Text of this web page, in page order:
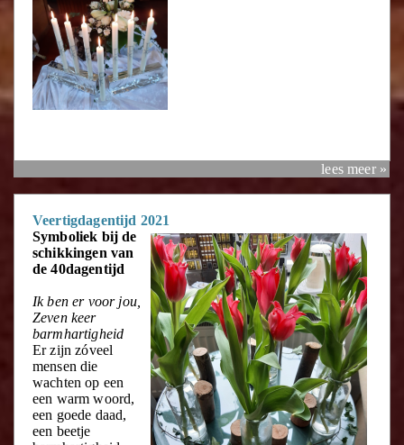
lees meer »
Veertigdagentijd 2021
Symboliek bij de
schikkingen van
de 40dagentijd
Ik ben er voor jou,
Zeven keer
barmhartigheid
Er zijn zóveel
mensen die
wachten op een
een warm woord,
een goede daad,
een beetje